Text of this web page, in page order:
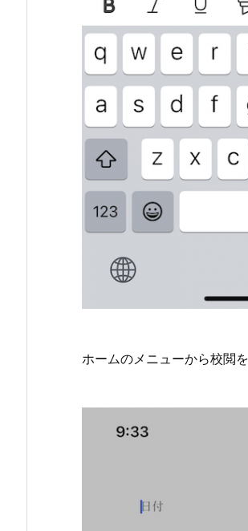
ホームのメニューから校閲